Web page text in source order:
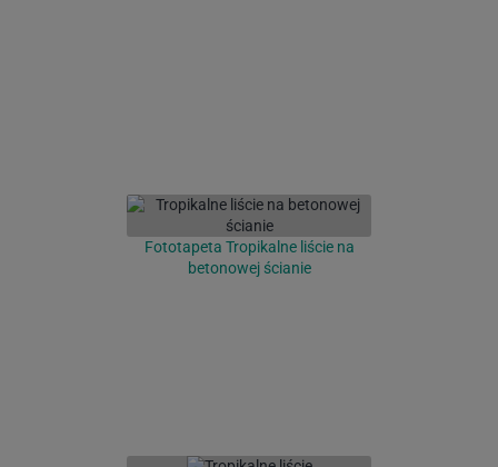
Fototapeta Tropikalne liście na
betonowej ścianie